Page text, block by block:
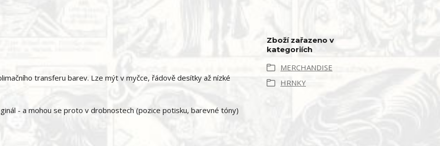
transferu barev. Lze mýt v myčce, řádově desítky až nízké
- a mohou se proto v drobnostech (pozice potisku, barevné tóny)
Zboží zařazeno v
kategoriích
MERCHANDISE
HRNKY